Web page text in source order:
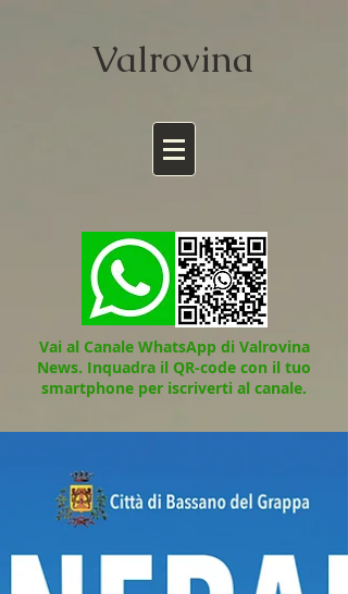
Valrovina
Vai al Canale WhatsApp di Valrovina
News. Inquadra il QR-code con il tuo
smartphone per iscriverti al canale.